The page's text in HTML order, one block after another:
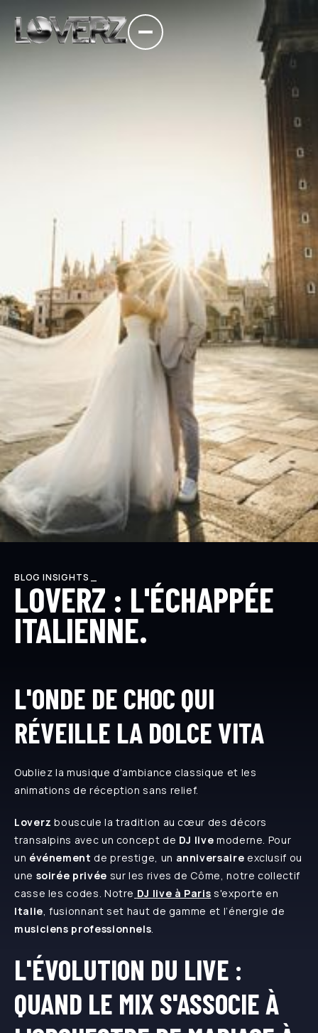
BLOG INSIGHTS _
LOVERZ : L'ÉCHAPPÉE
ITALIENNE.
L'ONDE DE CHOC QUI
RÉVEILLE LA DOLCE VITA
Oubliez la musique d'ambiance classique et les
animations de réception sans relief.
Loverz bouscule la tradition au cœur des décors
transalpins avec un concept de DJ live moderne. Pour
un événement de prestige, un anniversaire exclusif ou
une soirée privée sur les rives de Côme, notre collectif
casse les codes. Notre DJ live à Paris s'exporte en
Italie, fusionnant set haut de gamme et l’énergie de
musiciens professionnels.
L'ÉVOLUTION DU LIVE :
QUAND LE MIX S'ASSOCIE À